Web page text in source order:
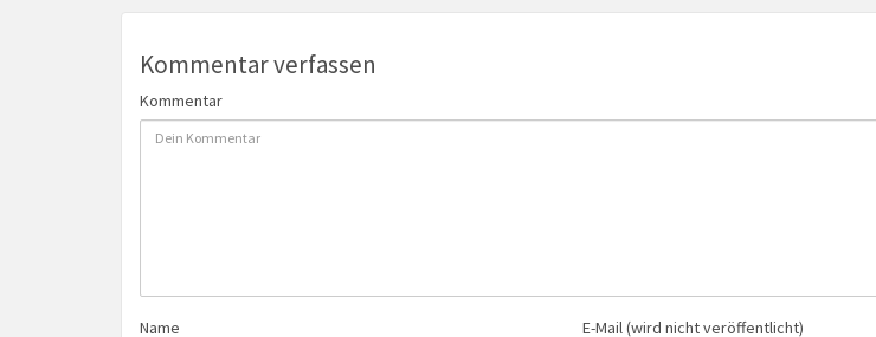
Kommentar verfassen
Kommentar
Name E-Mail (wird nicht veröffentlicht)